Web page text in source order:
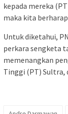
kepada mereka
maka kita
Untuk diketahui,
perkara sengketa
memenangkan
Tinggi (PT) Sultra,